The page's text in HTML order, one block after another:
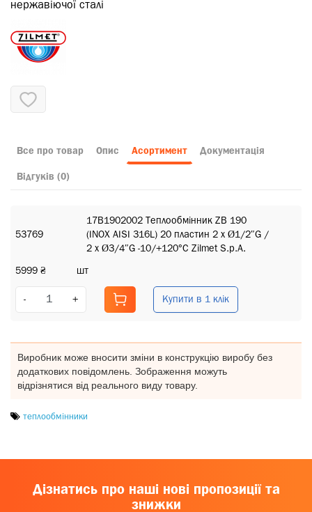
нержавіючої сталі
Все про товар Опис Асортимент Документація
Відгуків (0)
53769
17B1902002 Теплообмінник ZB 190
(INOX AISI 316L) 20 пластин 2 x Ø1/2″G /
2 x Ø3/4″G -10/+120°C Zilmet S.p.A.
5999 ₴ шт
- + Купити в 1 клік
Виробник може вносити зміни в конструкцію виробу без
додаткових повідомлень. Зображення можуть
відрізнятися від реального виду товару.
теплообмінники
Дізнатись про наші нові пропозиції та
знижки